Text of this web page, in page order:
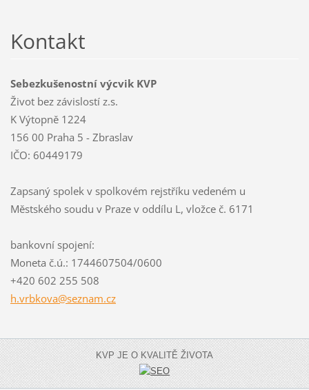
Kontakt
Sebezkušenostní výcvik KVP
Život bez závislostí z.s.
K Výtopně 1224
156 00 Praha 5 - Zbraslav
IČO: 60449179
Zapsaný spolek v spolkovém rejstříku vedeném u
Městského soudu v Praze v oddílu L, vložce č. 6171
bankovní spojení:
Moneta č.ú.: 1744607504/0600
+420 602 255 508
h.vrbkova@seznam.cz
KVP JE O KVALITĚ ŽIVOTA